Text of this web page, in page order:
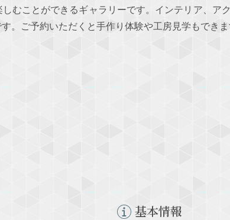
むことができるギャラリーです。インテリア、ア
。ご予約いただくと手作り体験や工房見学もできま
基本情報